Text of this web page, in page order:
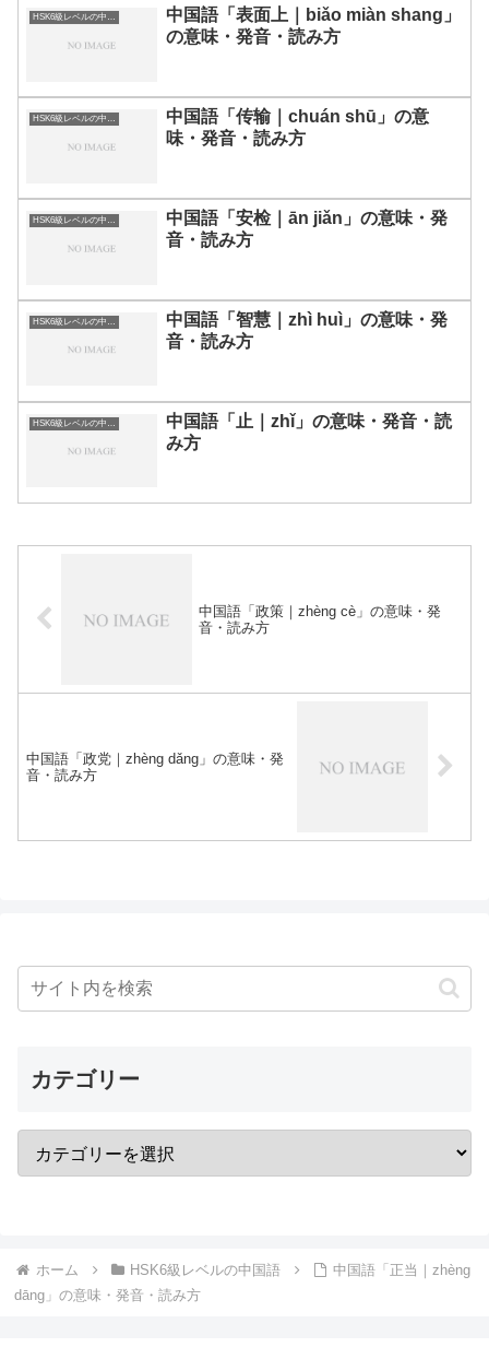
HSK6級レベルの中国語
中国語「表面上｜biǎo miàn shang」
の意味・発音・読み方
HSK6級レベルの中国語
中国語「传输｜chuán shū」の意
味・発音・読み方
HSK6級レベルの中国語
中国語「安检｜ān jiǎn」の意味・発
音・読み方
中国語「智慧｜zhì huì」の意味・発
音・読み方
中国語「止｜zhǐ」の意味・発音・読
み方
中国語「政策｜zhèng cè」の意味・発
音・読み方
中国語「政党｜zhèng dǎng」の意味・発
音・読み方
カテゴリー
ホーム HSK6級レベルの中国語
中国語「正当｜zhèng
dāng」の意味・発音・読み方